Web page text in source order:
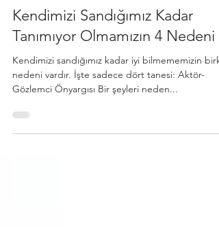
2 dakikada okunur
Kendimizi Sandığımız Kadar
Tanımıyor Olmamızın 4 Nedeni
Kendimizi sandığımız kadar iyi bilmememizin
Gözlemci Önyargısı Bir şeyleri neden...